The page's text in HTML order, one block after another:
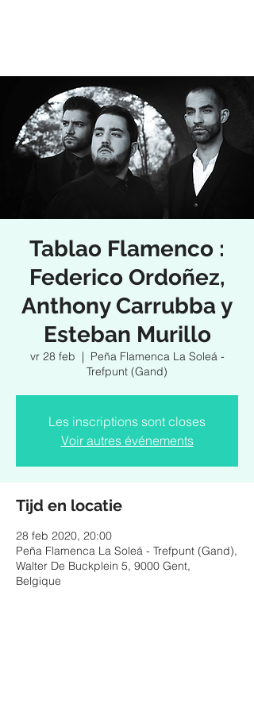
Tablao Flamenco :
Federico Ordoñez,
Anthony Carrubba y
Esteban Murillo
vr 28 feb
  |
Peña Flamenca La Soleá -
Trefpunt (Gand)
Les inscriptions sont closes
Voir autres événements
Tijd en locatie
28 feb 2020, 20:00
Peña Flamenca La Soleá - Trefpunt (Gand),
Walter De Buckplein 5, 9000 Gent,
Belgique